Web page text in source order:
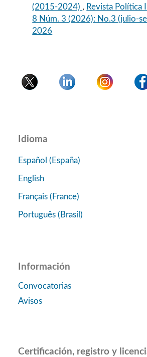
(2015-2024) , Revista Política
8 Núm. 3 (2026): No.3 (julio-
2026
Idioma
Español (España)
English
Français (France)
Português (Brasil)
Información
Convocatorias
Avisos
Certificación, registro y